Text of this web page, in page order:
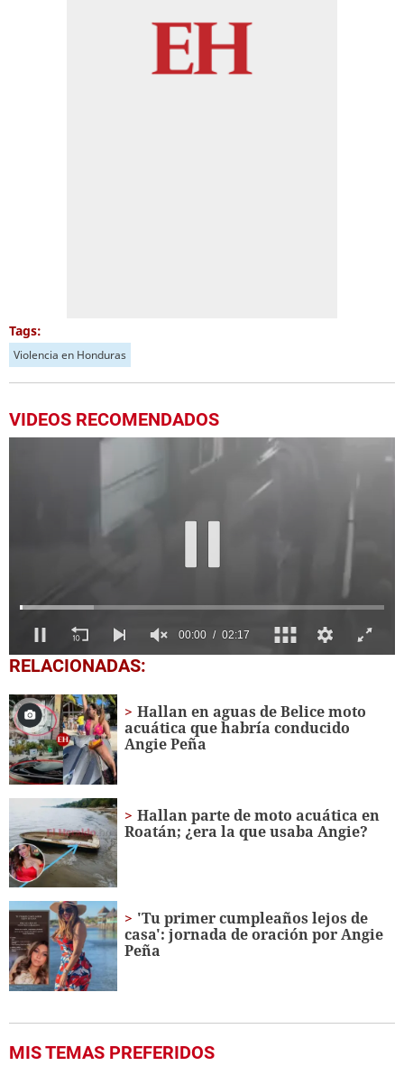
Tags:
Violencia en Honduras
VIDEOS RECOMENDADOS
0
seconds
2
minutes,
17
seconds
RELACIONADAS:
Hallan en aguas de Belice moto
acuática que habría conducido
Angie Peña
Hallan parte de moto acuática en
Roatán; ¿era la que usaba Angie?
'Tu primer cumpleaños lejos de
casa': jornada de oración por Angie
Peña
MIS TEMAS PREFERIDOS